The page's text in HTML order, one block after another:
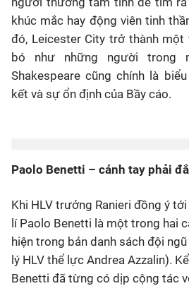
khúc mắc hay động viên tinh
đó, Leicester City trở thành
bó như những người trong
Shakespeare cũng chính là
kết và sự ổn định của Bầy cáo.
Paolo Benetti – cánh tay phải
Khi HLV trưởng Ranieri đồng ý
lí Paolo Benetti là một trong hai
hiện trong bản danh sách đội
lý HLV thể lực Andrea Azzalin).
Benetti đã từng có dịp cộng tác